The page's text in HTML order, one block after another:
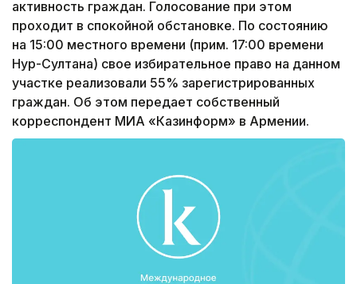
активность граждан. Голосование при этом
проходит в спокойной обстановке. По состоянию
на 15:00 местного времени (прим. 17:00 времени
Нур-Султана) свое избирательное право на данном
участке реализовали 55% зарегистрированных
граждан. Об этом передает собственный
корреспондент МИА «Казинформ» в Армении.